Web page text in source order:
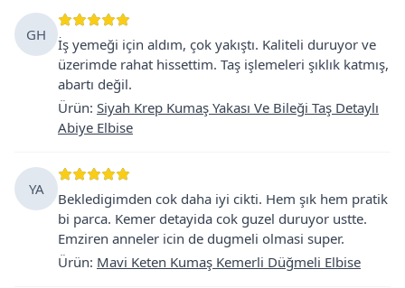
GH
İş yemeği için aldım, çok yakıştı. Kaliteli duruyor ve
üzerimde rahat hissettim. Taş işlemeleri şıklık katmış,
abartı değil.
Ürün: Siyah Krep Kumaş Yakası Ve Bileği Taş Detaylı
Abiye Elbise
YA
Bekledigimden cok daha iyi cikti. Hem şık hem pratik
bi parca. Kemer detayida cok guzel duruyor ustte.
Emziren anneler icin de dugmeli olmasi super.
Ürün: Mavi Keten Kumaş Kemerli Düğmeli Elbise